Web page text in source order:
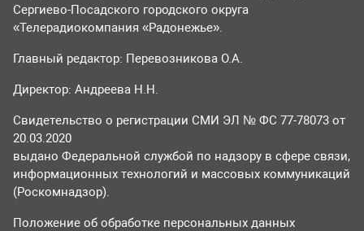
Сергиево-Посадского городского округа
«Телерадиокомпания «Радонежье».
Главный редактор: Перевозникова О.А.
Директор: Андреева Н.Н.
Свидетельство о регистрации СМИ ЭЛ № ФС 77-78073 от
20.03.2020
выдано Федеральной службой по надзору в сфере связи,
информационных технологий и массовых коммуникаций
(Роскомнадзор).
Положение об обработке персональных данных